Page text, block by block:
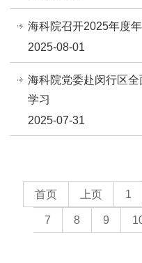
海科院召开2025年度
2025-08-01
海科院党委赴闵行区
学习
2025-07-31
首页 上页 1
7 8 9